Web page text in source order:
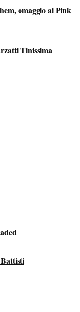
omaggio ai Pink
Tinissima